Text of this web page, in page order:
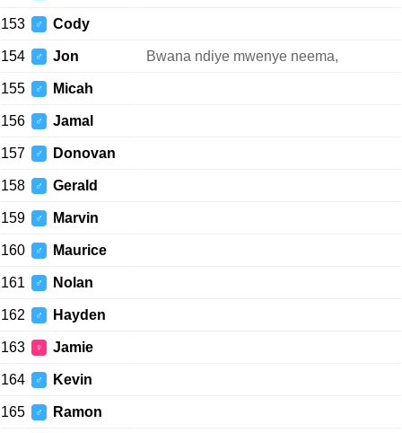
153 ♂ Cody
154 ♂ Jon Bwana ndiye mwenye neema,
155 ♂ Micah
156 ♂ Jamal
157 ♂ Donovan
158 ♂ Gerald
159 ♂ Marvin
160 ♂ Maurice
161 ♂ Nolan
162 ♂ Hayden
163 ♀ Jamie
164 ♂ Kevin
165 ♂ Ramon